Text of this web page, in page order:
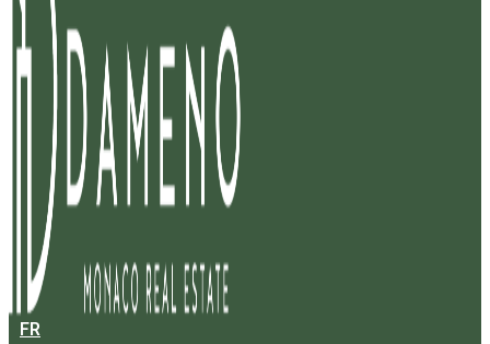
FR